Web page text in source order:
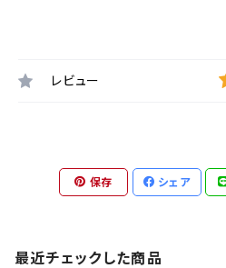
レビュー
保存 シェア
最近チェックした商品